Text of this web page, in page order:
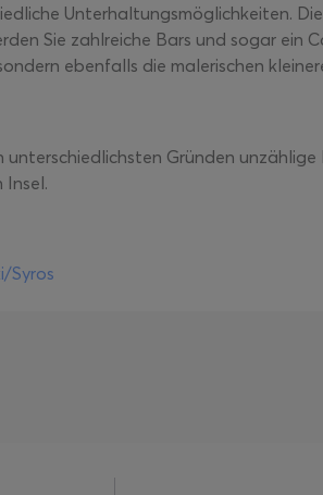
Unterhaltungsmöglichkeiten.
Sie zahlreiche Bars und sogar ein
ebenfalls die malerischen
unterschiedlichsten Gründen
Insel.
Syros